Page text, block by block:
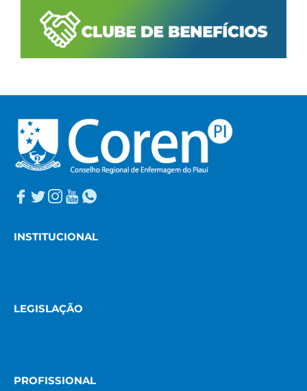
INSTITUCIONAL
LEGISLAÇÃO
PROFISSIONAL